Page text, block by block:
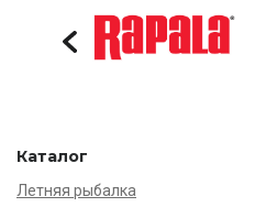
Каталог
Летняя рыбалка